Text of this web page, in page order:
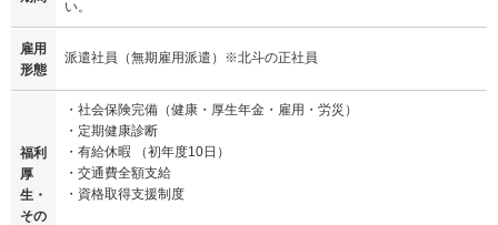
い。
雇用
形態
派遣社員（無期雇用派遣）※北斗の正社員
福利
厚
生・
その
・社会保険完備（健康・厚生年金・雇用・労災）
・定期健康診断
・有給休暇 （初年度10日）
・交通費全額支給
・資格取得支援制度